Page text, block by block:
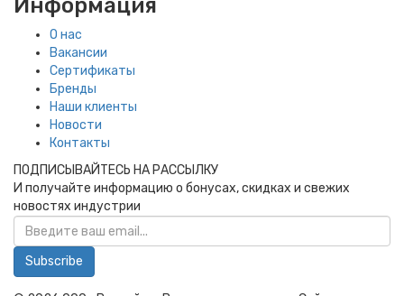
Информация
О нас
Вакансии
Сертификаты
Бренды
Наши клиенты
Новости
Контакты
ПОДПИСЫВАЙТЕСЬ НА РАССЫЛКУ
И получайте информацию о бонусах, скидках и свежих
новостях индустрии
Subscribe